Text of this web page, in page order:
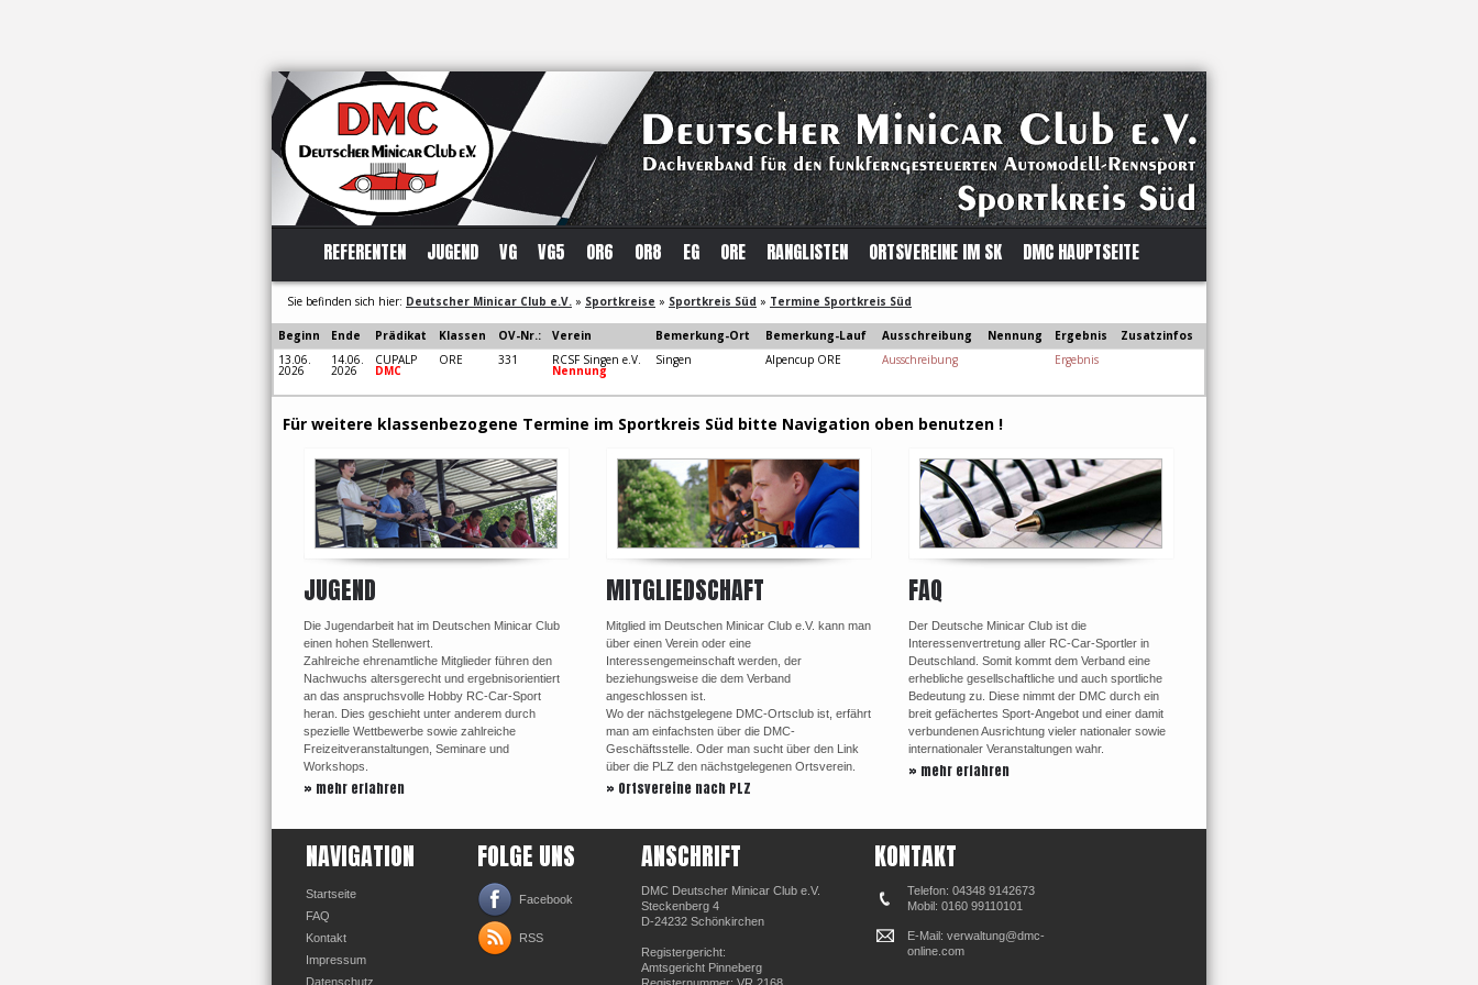
REFERENTEN JUGEND VG VG5 OR6 OR8 EG ORE RANGLISTEN ORTSVEREINE IM SK DMC HAUPTSEITE
Sie befinden sich hier: Deutscher Minicar Club e.V. » Sportkreise » Sportkreis Süd » Termine Sportkreis Süd
Beginn Ende Prädikat Klassen OV-Nr.: Verein Bemerkung-Ort Bemerkung-Lauf Ausschreibung Nennung Ergebnis
Zusatzinfos
13.06.
2026
14.06.
2026
CUPALP
DMC
ORE 331 RCSF Singen e.V.
Nennung
Singen Alpencup ORE Ausschreibung Ergebnis
Für weitere klassenbezogene Termine im Sportkreis Süd bitte Navigation oben benutzen !
JUGEND
Die Jugendarbeit hat im Deutschen Minicar Club
einen hohen Stellenwert.
Zahlreiche ehrenamtliche Mitglieder führen den
Nachwuchs altersgerecht und ergebnisorientiert
an das anspruchsvolle Hobby RC-Car-Sport
heran. Dies geschieht unter anderem durch
spezielle Wettbewerbe sowie zahlreiche
Freizeitveranstaltungen, Seminare und
Workshops.
» mehr erfahren
MITGLIEDSCHAFT
Mitglied im Deutschen Minicar Club e.V. kann man
über einen Verein oder eine
Interessengemeinschaft werden, der
beziehungsweise die dem Verband
angeschlossen ist.
Wo der nächstgelegene DMC-Ortsclub ist, erfährt
man am einfachsten über die DMC-
Geschäftsstelle. Oder man sucht über den Link
über die PLZ den nächstgelegenen Ortsverein.
» Ortsvereine nach PLZ
FAQ
Der Deutsche Minicar Club ist die
Interessenvertretung aller RC-Car-Sportler in
Deutschland. Somit kommt dem Verband eine
erhebliche gesellschaftliche und auch sportliche
Bedeutung zu. Diese nimmt der DMC durch ein
breit gefächertes Sport-Angebot und einer damit
verbundenen Ausrichtung vieler nationaler sowie
internationaler Veranstaltungen wahr.
» mehr erfahren
NAVIGATION
Startseite
FAQ
Kontakt
Impressum
Datenschutz
FOLGE UNS
Facebook
RSS
ANSCHRIFT
DMC Deutscher Minicar Club e.V.
Steckenberg 4
D-24232 Schönkirchen
Registergericht:
Amtsgericht Pinneberg
KONTAKT
Telefon: 04348 9142673
Mobil: 0160 99110101
E-Mail: verwaltung@dmc-
online.com